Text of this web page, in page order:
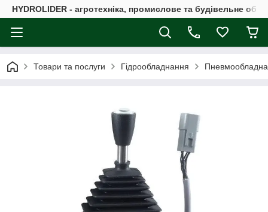
HYDROLIDER - агротехніка, промислове та будівельне
Товари та послуги Гідрообладнання